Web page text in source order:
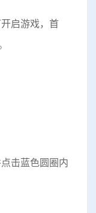
启游戏，首
击蓝色圆圈内